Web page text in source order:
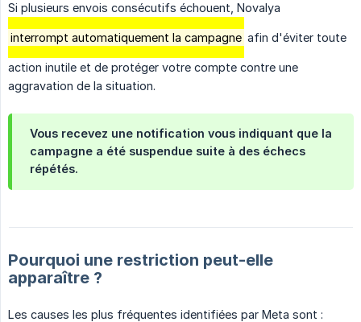
Si plusieurs envois consécutifs échouent, Novalya
interrompt automatiquement la campagne afin d'éviter toute
action inutile et de protéger votre compte contre une
aggravation de la situation.
Vous recevez une notification vous indiquant que la
campagne a été suspendue suite à des échecs
répétés.
Pourquoi une restriction peut-elle
apparaître ?
Les causes les plus fréquentes identifiées par Meta sont :